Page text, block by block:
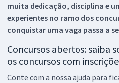
muita dedicação, disciplina e
experientes no ramo dos
conquistar uma vaga passa a
Concursos abertos: saiba
os concursos com
Conte com a nossa ajuda para